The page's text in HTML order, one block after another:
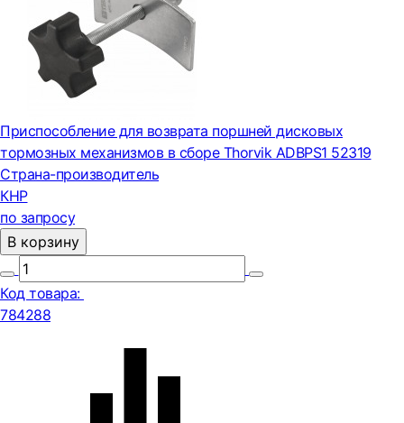
Приспособление для возврата поршней дисковых
тормозных механизмов в сборе Thorvik ADBPS1 52319
Страна-производитель
КНР
по запросу
В корзину
Код товара:
784288